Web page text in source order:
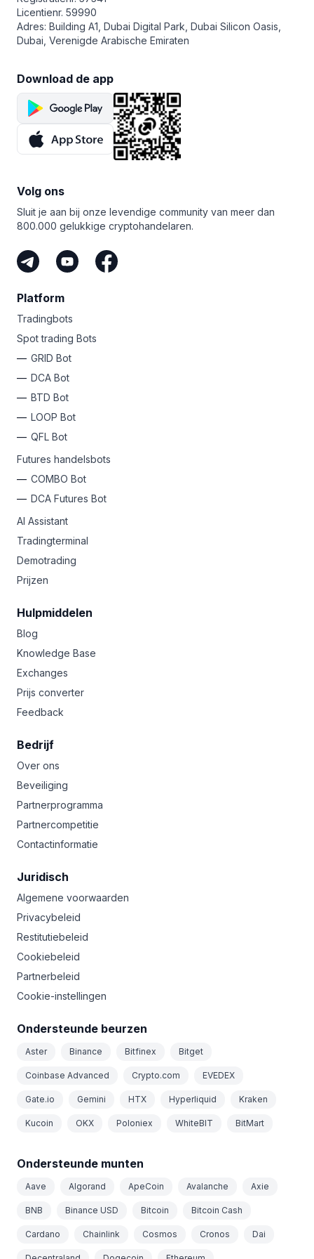
verstand gebruiken en voorzichtig zijn bij het instellen
van je bots en ervoor zorgen dat je hedgingfuncties
gebruikt (Stop Loss, Take Profit) om verliezen
te beperken en winsten veilig te stellen.
Licentienr. 59990
Adres: Building A1, Dubai Digital Park, Dubai Silicon Oasis,
Dubai, Verenigde Arabische Emiraten
Download de app
Volg ons
Sluit je aan bij onze levendige community van meer dan
800.000 gelukkige cryptohandelaren.
Platform
Tradingbots
Spot trading Bots
GRID Bot
DCA Bot
BTD Bot
LOOP Bot
QFL Bot
Futures handelsbots
COMBO Bot
DCA Futures Bot
AI Assistant
Tradingterminal
Demotrading
Prijzen
Hulpmiddelen
Blog
Knowledge Base
Exchanges
Prijs converter
Feedback
Bedrijf
Over ons
Beveiliging
Partnerprogramma
Partnercompetitie
Contactinformatie
Juridisch
Algemene voorwaarden
Privacybeleid
Restitutiebeleid
Cookiebeleid
Partnerbeleid
Cookie-instellingen
Ondersteunde beurzen
Aster Binance Bitfinex Bitget
Coinbase Advanced Crypto.com EVEDEX
Gate.io Gemini HTX Hyperliquid Kraken
Kucoin OKX Poloniex WhiteBIT BitMart
Ondersteunde munten
Aave Algorand ApeCoin Avalanche Axie
BNB Binance USD Bitcoin Bitcoin Cash
Cardano Chainlink Cosmos Cronos Dai